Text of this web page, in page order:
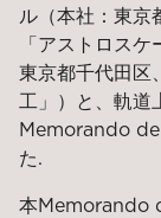
ル（本社：東京
「アストロス
東京都千代田区
工」）と、軌道
Memorando
た.
本Memorando